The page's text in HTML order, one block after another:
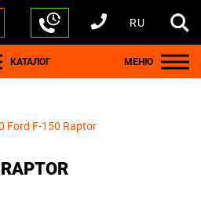
+1 440 212 5612
+380 63 445 8605
---
+7 701 784 4450
+375 17 337 2065
RU
КАТАЛОГ МЕНЮ
Ford F-150 Raptor